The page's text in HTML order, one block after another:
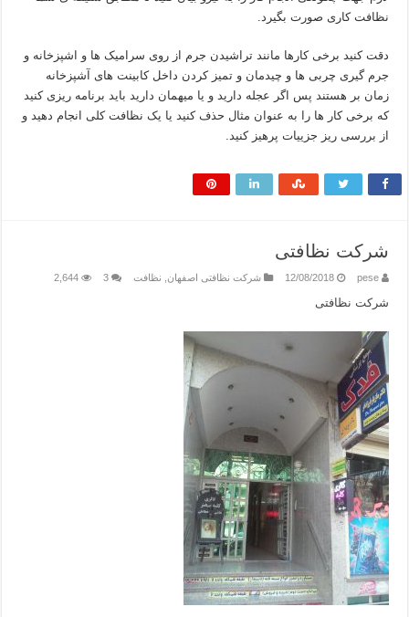
نظافت کاری صورت بگیرد.
دقت کنید برخی کارها مانند تراشیدن جرم از روی سرامیک ها و اشپزخانه و
جرم گیری چربی ها و چیدمان و تمیز کردن داخل کابینت های آشپزخانه
زمان بر هستند پس اگر عجله دارید و یا میهمان دارید باید برنامه ریزی کنید
که برخی کار ها را به عنوان مثال حذف کنید یا یک نظافت کلی انجام دهید و
از بررسی ریز جزییات پرهیز کنید.
شرکت نظافتی
pese
12/08/2018 شرکت نظافتی اصفهان نظافت 3
2,644
شرکت نظافتی